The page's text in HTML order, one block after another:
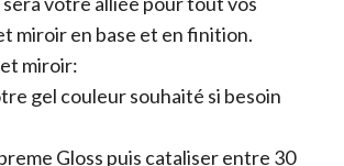
miroir en base et en finition.
miroir:
gel couleur souhaité si besoin
Gloss puis cataliser entre 30